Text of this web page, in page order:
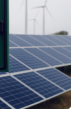
in
Das
hat eine Laufzeit
von rund 2,9
durch das